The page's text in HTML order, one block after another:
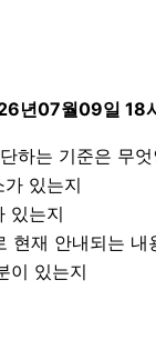
년07월09일 18
하는 기준은 무엇
있는지
있는지
현재 안내되는 내
이 있는지